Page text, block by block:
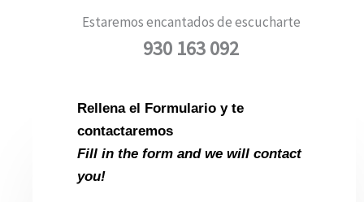
Estaremos encantados de escucharte
930 163 092
Rellena el Formulario y te
contactaremos
Fill in the form and we will contact
you!